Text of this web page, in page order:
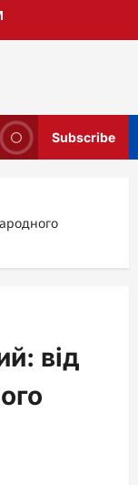
Subscribe
від